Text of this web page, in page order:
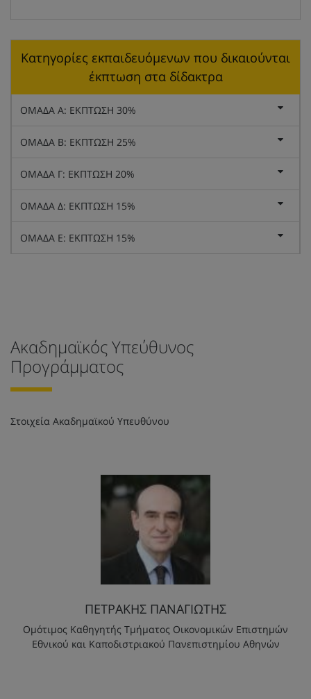
Κατηγορίες εκπαιδευόμενων που δικαιούνται
έκπτωση στα δίδακτρα
ΟΜΑΔΑ Α: ΕΚΠΤΩΣΗ 30%
ΟΜΑΔΑ Β: ΕΚΠΤΩΣΗ 25%
ΟΜΑΔΑ Γ: ΕΚΠΤΩΣΗ 20%
ΟΜΑΔΑ Δ: ΕΚΠΤΩΣΗ 15%
ΟΜΑΔΑ Ε: ΕΚΠΤΩΣΗ 15%
Ακαδημαϊκός Υπεύθυνος
Προγράμματος
Στοιχεία Ακαδημαϊκού Υπευθύνου
ΠΕΤΡΑΚΗΣ ΠΑΝΑΓΙΩΤΗΣ
Ομότιμος Καθηγητής Τμήματος Οικονομικών Επιστημών
Εθνικού και Καποδιστριακού Πανεπιστημίου Αθηνών